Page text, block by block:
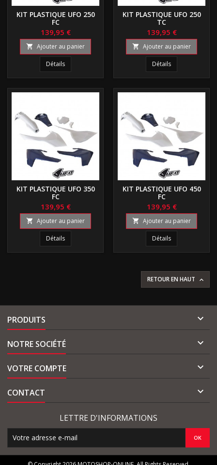
KIT PLASTIQUE UFO 250
FC
139,95 €
 Ajouter au panier
Détails
KIT PLASTIQUE UFO 250
TC
139,95 €
 Ajouter au panier
Détails
KIT PLASTIQUE UFO 350
FC
139,95 €
 Ajouter au panier
Détails
KIT PLASTIQUE UFO 450
FC
139,95 €
 Ajouter au panier
Détails
RETOUR EN HAUT 
PRODUITS 
NOTRE SOCIÉTÉ 
VOTRE COMPTE 
CONTACT 
LETTRE D'INFORMATIONS